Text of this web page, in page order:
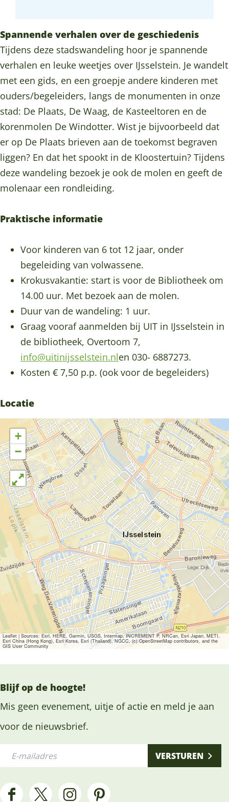
n
d
e
r
r
o
n
d
l
e
i
i
g
i
n
m
e
i
v
a
k
t
i
e
K
i
n
d
e
r
o
n
d
l
i
i
n
g
i
n
m
e
i
v
a
n
t
i
e
Spannende verhalen over de geschiedenis
Tijdens deze stadswandeling hoor je spannende
verhalen en leuke weetjes over IJsselstein. Je wandelt
met een gids, en een groepje andere kinderen met
ouders/begeleiders, langs de monumenten in onze
stad: De Plaats, De Waag, de Kasteeltoren en de
korenmolen De Windotter. Wist je bijvoorbeeld dat
er op De Plaats brieven aan de toekomst begraven
liggen? En dat het spookt in de Kloostertuin? Tijdens
deze wandeling bezoek je ook de molen en geeft de
molenaar een rondleiding.
Praktische informatie
Voor kinderen van 6 tot 12 jaar, onder
begeleiding van volwassene.
Krokusvakantie: start is voor de Bibliotheek om
14.00 uur. Met bezoek aan de molen.
Duur van de wandeling: 1 uur.
Graag vooraf aanmelden bij UIT in IJsselstein in
de bibliotheek, Overtoom 7,
info@uitinijsselstein.nlen 030- 6887273.
Kosten € 7,50 p.p. (ook voor de begeleiders)
Locatie
+
−
Leaflet|Sources: Esri, HERE, Garmin, USGS, Intermap, INCREMENT P, NRCan, Esri Japan, METI,
Esri China (Hong Kong), Esri Korea, Esri (Thailand), NGCC, (c) OpenStreetMap contributors, and the
GIS User Community
Blijf op de hoogte!
Mis geen evenement, uitje of actie en meld je aan
voor de nieuwsbrief.
-
m
a
VERSTUREN